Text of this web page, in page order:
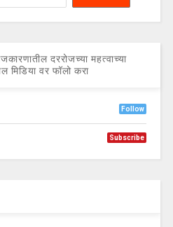
दररोजच्या महत्वाच्या
मिडिया वर फॉलो करा
Follow
Subscribe